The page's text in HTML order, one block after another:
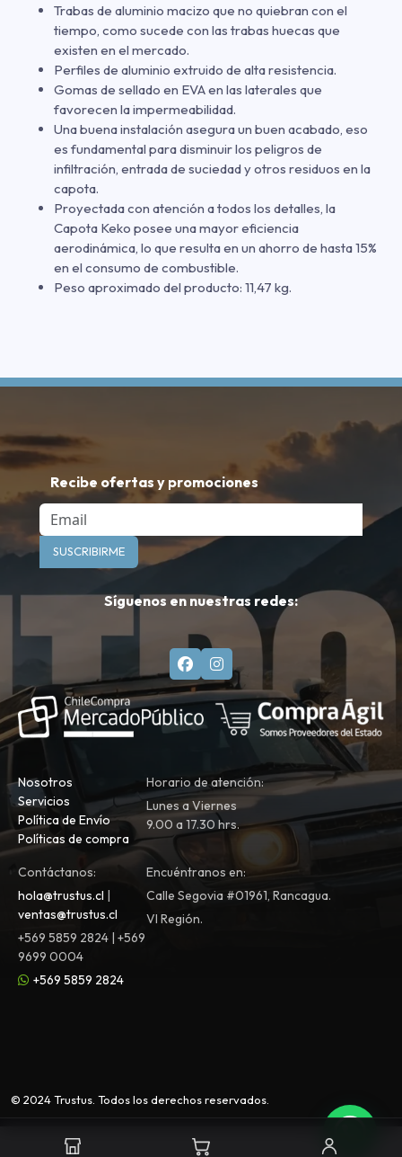
Trabas de aluminio macizo que no quiebran con el
tiempo, como sucede con las trabas huecas que
existen en el mercado.
Perfiles de aluminio extruido de alta resistencia.
Gomas de sellado en EVA en las laterales que
favorecen la impermeabilidad.
Una buena instalación asegura un buen acabado, eso
es fundamental para disminuir los peligros de
infiltración, entrada de suciedad y otros residuos en la
capota.
Proyectada con atención a todos los detalles, la
Capota Keko posee una mayor eficiencia
aerodinámica, lo que resulta en un ahorro de hasta 15%
en el consumo de combustible.
Peso aproximado del producto: 11,47 kg.
Recibe ofertas y promociones
Email
SUSCRIBIRME
Síguenos en nuestras redes:
Nosotros
Servicios
Política de Envío
Políticas de compra
Horario de atención:
Lunes a Viernes
9.00 a 17.30 hrs.
Contáctanos:
hola@trustus.cl |
ventas@trustus.cl
+569 5859 2824 | +569
9699 0004
+569 5859 2824
Encuéntranos en:
Calle Segovia #01961, Rancagua.
VI Región.
© 2024 Trustus. Todos los derechos reservados.